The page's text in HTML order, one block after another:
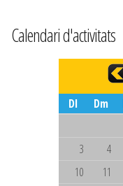
Calendari d'activitats
Dl
Dm
3
4
10
11